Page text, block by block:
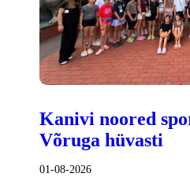
Kanivi noored
Võruga hüvasti
01-08-2026